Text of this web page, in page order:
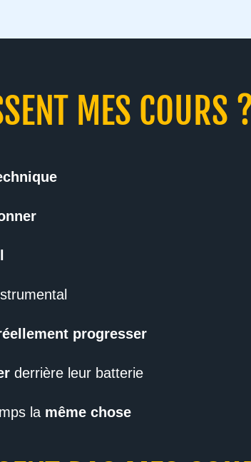
MES COURS
progresser
derrière leur batterie
la même chose